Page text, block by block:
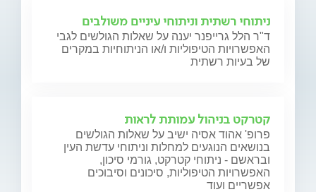
ניתוחי רשתית וניתוחי עיניים משולבים
ד"ר הלל גרייפנר יענה על שאלות הגולשים לגבי
האפשרויות הטיפוליות ו/או הניתוחיות במקרים
של בעיות רשתית
קטרקט בניהול עמותת לראות
פרופ' אהוד אסיה ישיב על שאלות הגולשים
בנושאים הנוגעים למחלות וניתוחי עדשת העין
ובראשם - ניתוחי קטרקט, גורמי סיכון,
האפשרויות הטיפוליות, סיכונים וסיבוכים
אפשריים ועוד